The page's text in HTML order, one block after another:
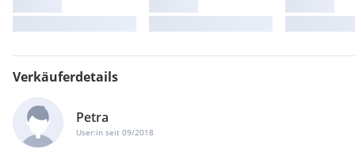
Verkäuferdetails
Petra
User:in seit 09/2018